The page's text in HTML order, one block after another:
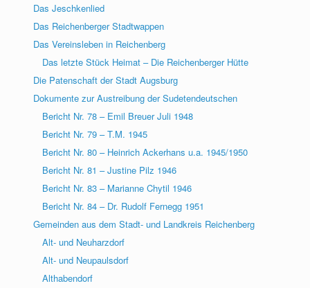
Das Jeschkenlied
Das Reichenberger Stadtwappen
Das Vereinsleben in Reichenberg
Das letzte Stück Heimat – Die Reichenberger Hütte
Die Patenschaft der Stadt Augsburg
Dokumente zur Austreibung der Sudetendeutschen
Bericht Nr. 78 – Emil Breuer Juli 1948
Bericht Nr. 79 – T.M. 1945
Bericht Nr. 80 – Heinrich Ackerhans u.a. 1945/1950
Bericht Nr. 81 – Justine Pilz 1946
Bericht Nr. 83 – Marianne Chytil 1946
Bericht Nr. 84 – Dr. Rudolf Fernegg 1951
Gemeinden aus dem Stadt- und Landkreis Reichenberg
Alt- und Neuharzdorf
Alt- und Neupaulsdorf
Althabendorf